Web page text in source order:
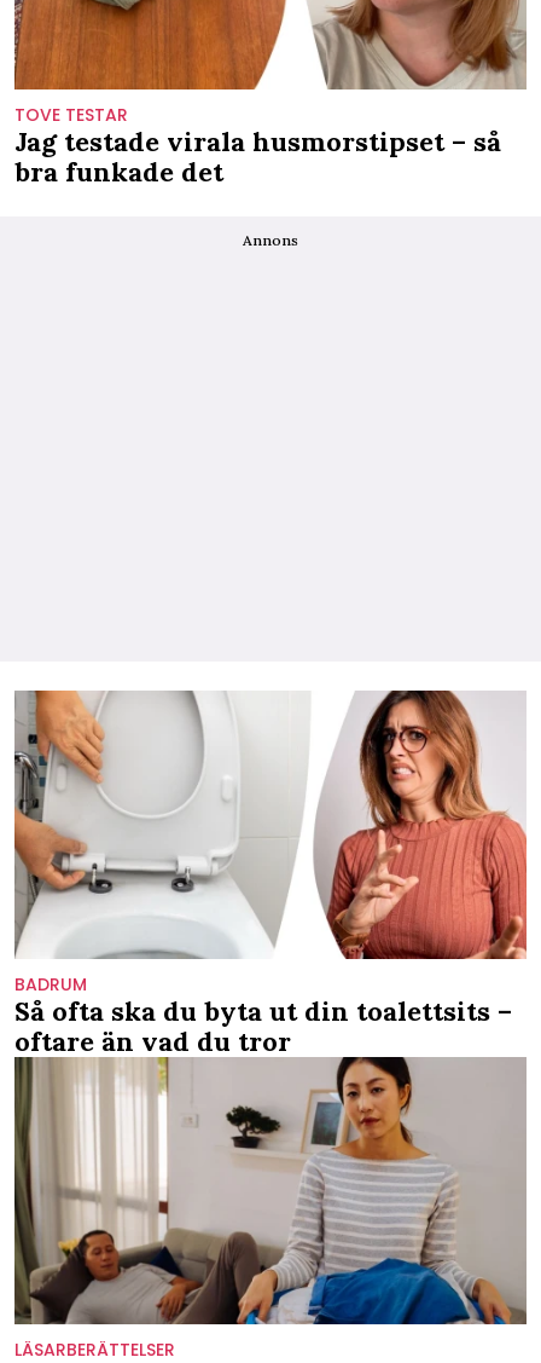
TOVE TESTAR
Jag testade virala husmorstipset – så
bra funkade det
Annons
BADRUM
Så ofta ska du byta ut din toalettsits –
oftare än vad du tror
LÄSARBERÄTTELSER